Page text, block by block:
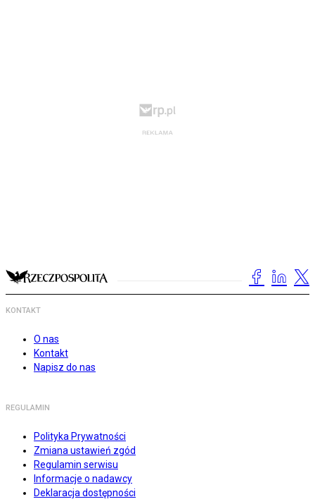
KONTAKT
O nas
Kontakt
Napisz do nas
REGULAMIN
Polityka Prywatności
Zmiana ustawień zgód
Regulamin serwisu
Informacje o nadawcy
Deklaracja dostępności